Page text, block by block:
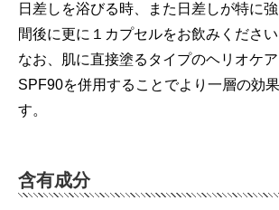
日差しを浴びる時、また日差しが特に
間後に更に１カプセルをお飲みください
なお、肌に直接塗るタイプのヘリオケ
SPF90を併用することでより一層の効
す。
含有成分